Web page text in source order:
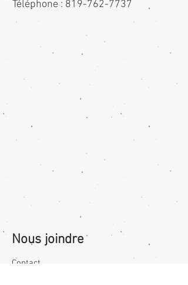
​Téléphone : 819-762-7737
Nous joindre
Contact